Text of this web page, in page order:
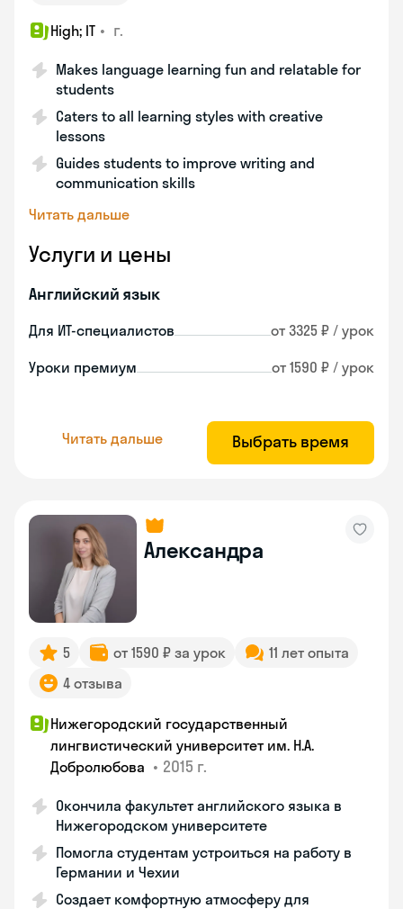
High; IT • г.
Makes language learning fun and relatable for
students
Caters to all learning styles with creative
lessons
Guides students to improve writing and
communication skills
Читать дальше
Услуги и цены
Английский язык
Для ИТ-специалистов от 3325 ₽ / урок
Уроки премиум от 1590 ₽ / урок
Читать дальше Выбрать время
Александра
5 от 1590 ₽ за урок
11 лет опыта
4 отзыва
Нижегородский государственный
лингвистический университет им. Н.А.
Добролюбова • 2015 г.
Окончила факультет английского языка в
Нижегородском университете
Помогла студентам устроиться на работу в
Германии и Чехии
Создает комфортную атмосферу для